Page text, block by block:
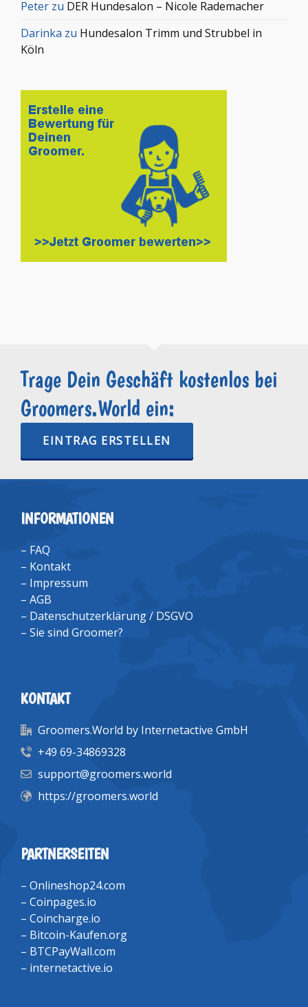
Peter zu DER Hundesalon – Nicole Rademacher
Darinka zu Hundesalon Trimm und Strubbel in
Köln
Trage Dein Geschäft kostenlos bei
Groomers.World ein:
EINTRAG ERSTELLEN
INFORMATIONEN
– FAQ
– Kontakt
– Impressum
– AGB
– Datenschutzerklärung / DSGVO
– Sie sind Groomer?
KONTAKT
Groomers.World by Internetactive GmbH
+49 69-34869328
support@groomers.world
https://groomers.world
PARTNERSEITEN
– Onlineshop24.com
– Coinpages.io
– Coincharge.io
– Bitcoin-Kaufen.org
– BTCPayWall.com
– internetactive.io